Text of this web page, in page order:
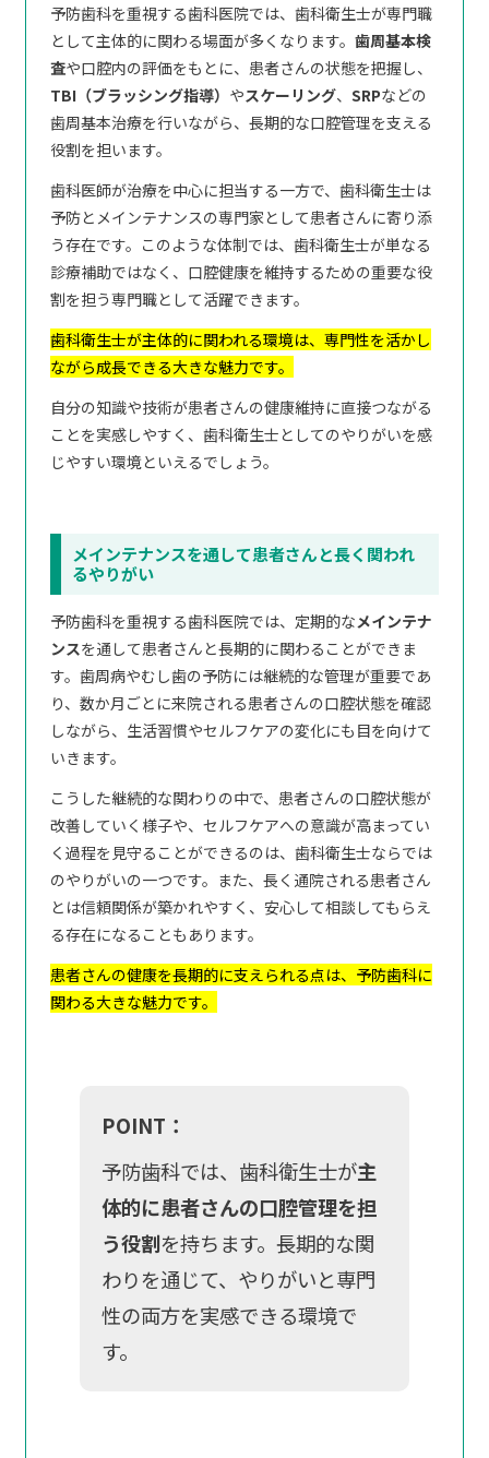
予防歯科を重視する歯科医院では、歯科衛生士が専門職
として主体的に関わる場面が多くなります。歯周基本検
査や口腔内の評価をもとに、患者さんの状態を把握し、
TBI（ブラッシング指導） やスケーリング、SRPなどの
歯周基本治療を行いながら、長期的な口腔管理を支える
役割を担います。
歯科医師が治療を中心に担当する一方で、歯科衛生士は
予防とメインテナンスの専門家として患者さんに寄り添
う存在です。このような体制では、歯科衛生士が単なる
診療補助ではなく、口腔健康を維持するための重要な役
割を担う専門職として活躍できます。
歯科衛生士が主体的に関われる環境は、専門性を活かし
ながら成長できる大きな魅力です。
自分の知識や技術が患者さんの健康維持に直接つながる
ことを実感しやすく、歯科衛生士としてのやりがいを感
じやすい環境といえるでしょう。
メインテナンスを通して患者さんと長く関われ
るやりがい
予防歯科を重視する歯科医院では、定期的なメインテナ
ンスを通して患者さんと長期的に関わることができま
す。歯周病やむし歯の予防には継続的な管理が重要であ
り、数か月ごとに来院される患者さんの口腔状態を確認
しながら、生活習慣やセルフケアの変化にも目を向けて
いきます。
こうした継続的な関わりの中で、患者さんの口腔状態が
改善していく様子や、セルフケアへの意識が高まってい
く過程を見守ることができるのは、歯科衛生士ならでは
のやりがいの一つです。また、長く通院される患者さん
とは信頼関係が築かれやすく、安心して相談してもらえ
る存在になることもあります。
患者さんの健康を長期的に支えられる点は、予防歯科に
関わる大きな魅力です。
POINT：
予防歯科では、歯科衛生士が主
体的に患者さんの口腔管理を担
う役割を持ちます。長期的な関
わりを通じて、やりがいと専門
性の両方を実感できる環境で
す。